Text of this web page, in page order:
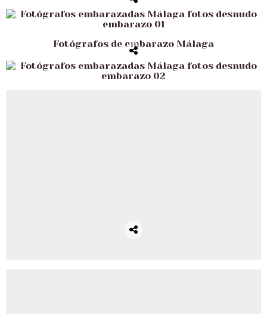
Fotógrafos de embarazo Málaga